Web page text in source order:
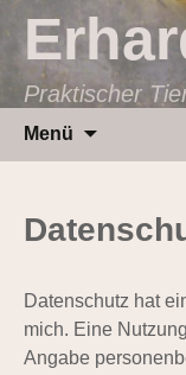
Praktischer
Menü
Datenschutz hat
mich. Eine
Angabe